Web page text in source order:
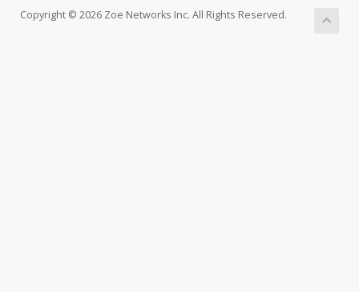
Copyright © 2026 Zoe Networks Inc. All Rights Reserved.